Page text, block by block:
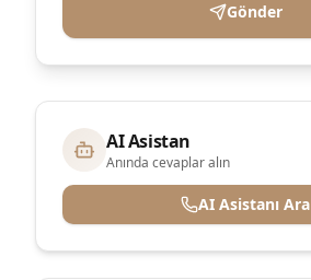
Gönder
AI Asistan
Anında cevaplar alın
AI Asistanı Ara